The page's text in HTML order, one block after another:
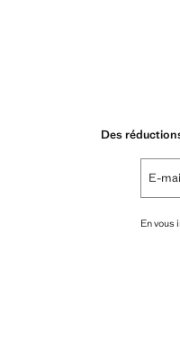
Des
E-
En vous